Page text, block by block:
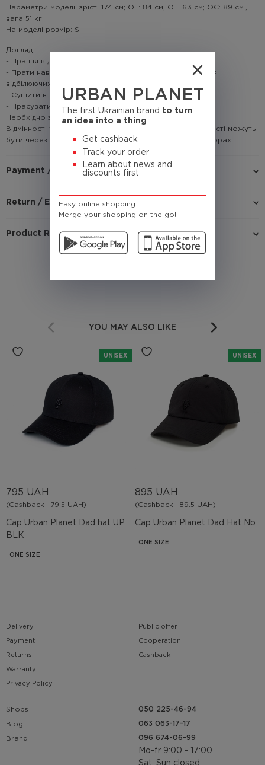
URBAN PLANET
The first Ukrainian brand to turn
an idea into a thing
Get cashback
Track your order
Learn about news and
discounts first
Easy online shopping.
Merge your shopping on the go!
Параметри моделі: зріст: 174 см; ОГ: 84 см; ОТ: 63 см; ОС: 89 см.,
вага 51 кг
На моделі розмір: S
Догляд:
- Прання в делікатному режимі не більше 30°C
- Прати навиворіт, порошком або гелем без додавання
відбілюючих речовин та хлору.
- Сушити в підвішеному стані.
- Прасувати рекомендовано навиворіт!
Необхідно знати!
Відмінності у кольорі товару на зображенні і в реальності можуть
бути через недосконале відтворення графіки на моніторах.
Payment / Delivery
Return / Exchange
Product Reviews
YOU MAY ALSO LIKE
UNISEX
Cap Urban Planet Dad hat UP
BLK
795 UAH
(Cashback 79.5 UAH)
ONE SIZE
UNISEX
Cap Urban Planet Dad Hat Nb
895 UAH
(Cashback 89.5 UAH)
ONE SIZE
Delivery
Payment
Returns
Warranty
Privacy Policy
Public offer
Cooperation
Cashback
Shops
Blog
Brand
050 225-46-94
063 063-17-17
096 674-06-99
Mo-fr 9:00 - 17:00
Sat, Sun closed